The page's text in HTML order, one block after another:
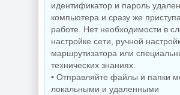
Редактор фото
ON1 Photo RAW
MAX 2026.5
20.5.0.19010 +
Creative Pack
NEW
Security
идентификатор и пароль
компьютера и сразу же
работе. Нет необходимости в
настройке сети, ручной
маршрутизатора или
технических знаниях.
• Отправляйте файлы и папки
локальными и удаленными